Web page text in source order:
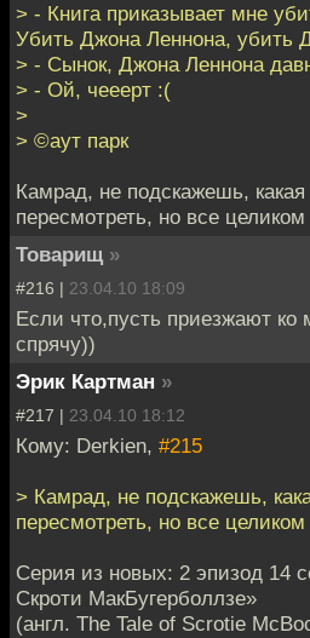
> - Книга приказывает мне
Убить Джона Леннона, убить
> - Сынок, Джона Леннона
> - Ой, чееерт :(
>
> ©аут парк
Камрад, не подскажешь,
пересмотреть, но все
Товарищ »
#216 | 23.04.10 18:09
Если что,пусть приезжают
спрячу))
Эрик Картман »
#217 | 23.04.10 18:12
Кому: Derkien, #215
> Камрад, не подскажешь,
пересмотреть, но все
Серия из новых: 2 эпизод 14
Скроти МакБугерболлзе»
(англ. The Tale of Scrotie